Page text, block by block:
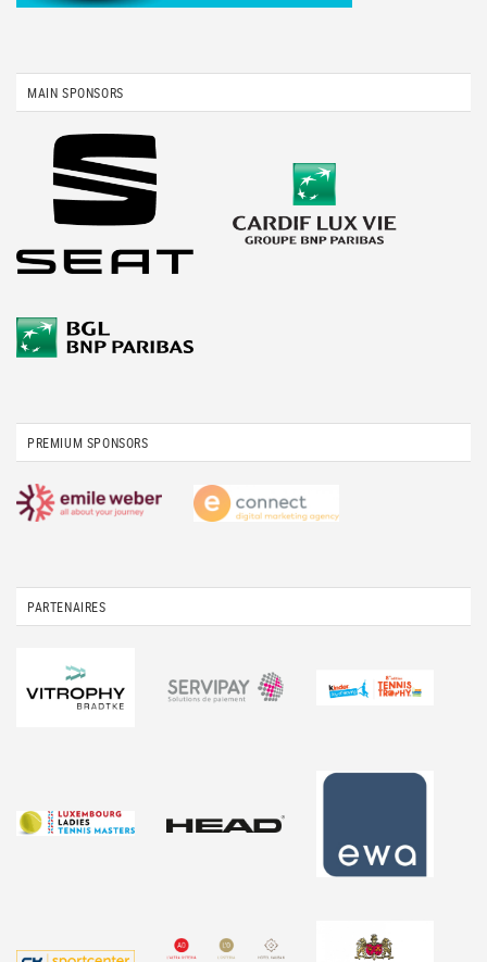
MAIN SPONSORS
PREMIUM SPONSORS
PARTENAIRES